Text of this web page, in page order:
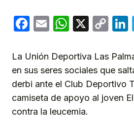
Facebook
Email X
La Unión Deportiva Las
en sus seres sociales que
derbi ante el Club Deportivo
camiseta de apoyo al joven
contra la leucemia.